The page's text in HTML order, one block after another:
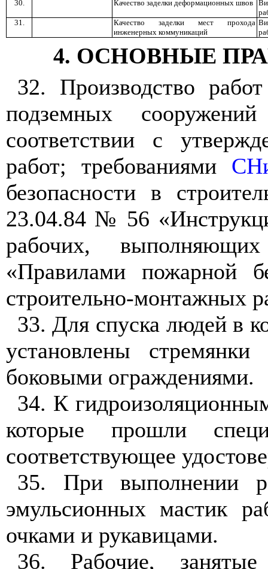
30. Качество заделки деформационных швов
31.
Качество заделки мест прохода
инженерных коммуникаций
4. ОСНОВНЫЕ
32. Производство
подземных
соответствии с
работ; требованиями
безопасности в
23.04.84 № 56
рабочих,
«Правилами пожарной
строительно-монтажных
33. Для спуска людей в
установлены
боковыми ограждениями.
34. К
которые прошли
соответствующее
35. При выполнении
эмульсионных мастик
очками и рукавицами.
36. Рабочие, занятые